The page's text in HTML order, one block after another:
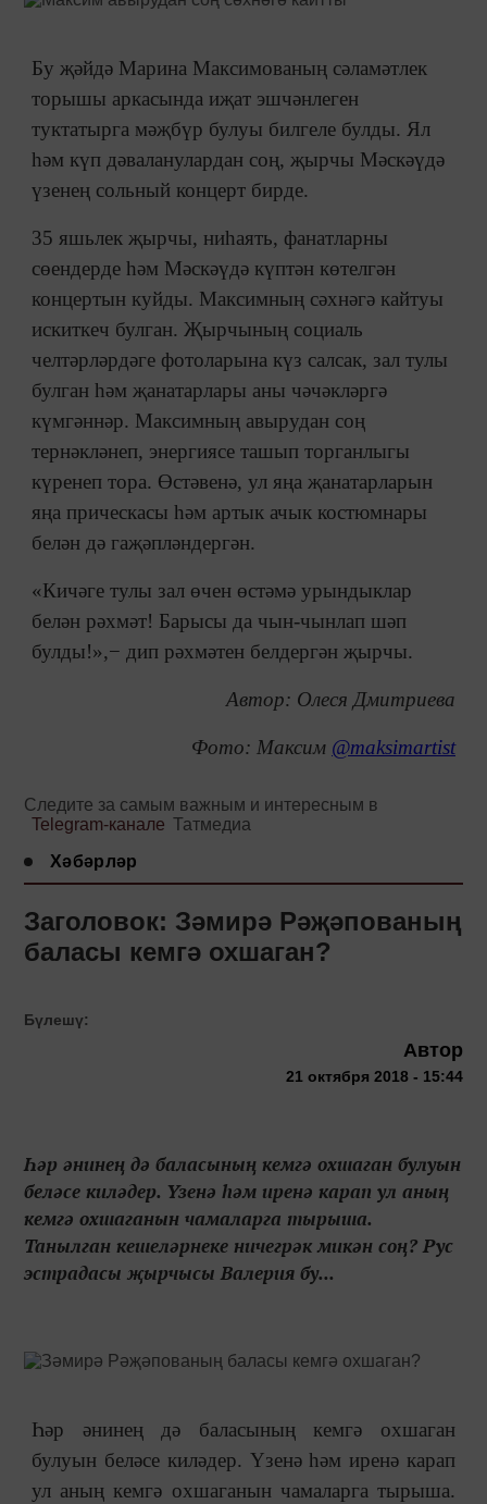
Бу җәйдә Марина Максимованың сәламәтлек
торышы аркасында иҗат эшчәнлеген
туктатырга мәҗбүр булуы билгеле булды. Ял
һәм күп дәваланулардан соң, җырчы Мәскәүдә
үзенең сольный концерт бирде.
35 яшьлек җырчы, ниһаять, фанатларны
сөендерде һәм Мәскәүдә күптән көтелгән
концертын куйды. Максимның сәхнәгә кайтуы
искиткеч булган. Җырчының социаль
челтәрләрдәге фотоларына күз салсак, зал тулы
булган һәм җанатарлары аны чәчәкләргә
күмгәннәр. Максимның авырудан соң
тернәкләнеп, энергиясе ташып торганлыгы
күренеп тора. Өстәвенә, ул яңа җанатарларын
яңа прическасы һәм артык ачык костюмнары
белән дә гаҗәпләндергән.
«Кичәге тулы зал өчен өстәмә урындыклар
белән рәхмәт! Барысы да чын-чынлап шәп
булды!»,− дип рәхмәтен белдергән җырчы.
Автор: Олеся Дмитриева
Фото: Максим @maksimartist
Следите за самым важным и интересным в
Telegram-канале Татмедиа
Хәбәрләр
Заголовок: Зәмирә Рәҗәпованың
баласы кемгә охшаган?
Бүлешү:
Автор
21 октября 2018 - 15:44
Һәр әнинең дә баласының кемгә охшаган булуын
беләсе киләдер. Үзенә һәм иренә карап ул аның
кемгә охшаганын чамаларга тырыша.
Танылган кешеләрнеке ничегрәк микән соң? Рус
эстрадасы җырчысы Валерия бу...
Һәр әнинең дә баласының кемгә охшаган
булуын беләсе киләдер. Үзенә һәм иренә карап
ул аның кемгә охшаганын чамаларга тырыша.